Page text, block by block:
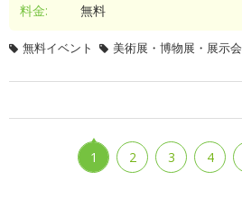
料金:
無料
無料イベント 美術展・博物展・展示会
1 2 3 4